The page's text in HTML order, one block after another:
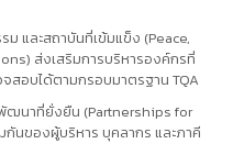
ม และสถาบันที่เข้มแข็ง (Peace,
ส่งเสริมการบริหารองค์กรที่
สอบได้ตามกรอบมาตรฐาน TQA
พัฒนาที่ยั่งยืน (Partnerships for
กันของผู้บริหาร บุคลากร และภาคี